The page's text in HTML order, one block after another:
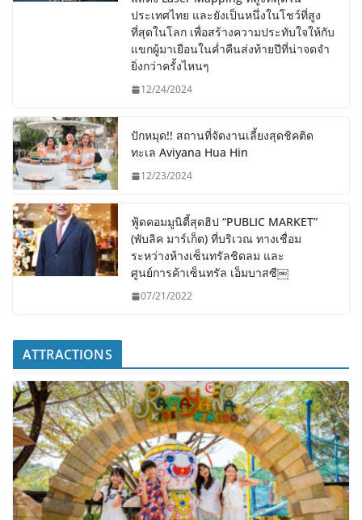
ประเทศไทย และยังเป็นหนึ่งในโชว์ที่สูง
ที่สุดในโลก เพื่อสร้างความประทับใจให้กับ
แขกผู้มาเยือนในค่ำคืนส่งท้ายปีที่น่าจดจำ
ยิ่งกว่าครั้งไหนๆ
12/24/2024
ปักหมุด!! สถานที่จัดงานเลี้ยงสุดชิคติด
ทะเล Aviyana Hua Hin
12/23/2024
ฟู้ดคอมมูนิตี้สุดฮิป “PUBLIC MARKET”
(พับลิค มาร์เก็ต) ที่บริเวณ ทางเชื่อม
ระหว่างห้างเซ็นทรัลชิดลม และ
ศูนย์การค้าเซ็นทรัล เอ็มบาสซี￼
07/21/2022
ATTRACTIONS